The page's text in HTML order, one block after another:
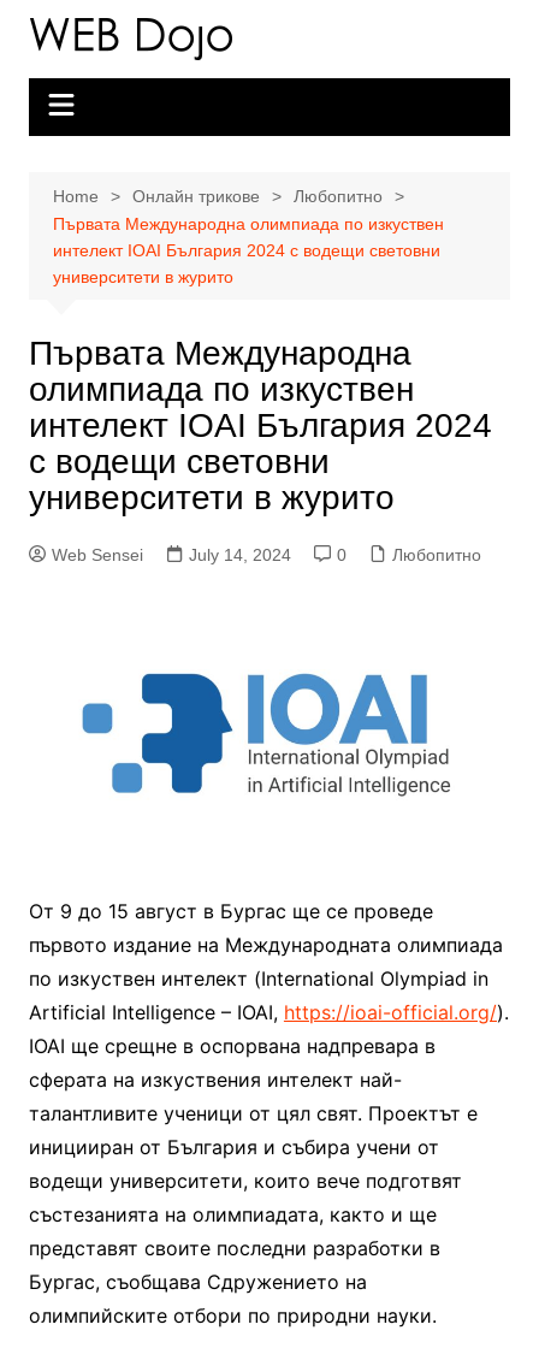
Skip
content
Home Онлайн трикове
Любопитно
Първата Международна олимпиада по изкуствен
интелект IOAI България 2024 с водещи световни
университети в журито
Първата Международна
олимпиада по изкуствен
интелект IOAI България 2024
с водещи световни
университети в журито
Web Sensei July 14, 2024 0 Любопитно
От 9 до 15 август в Бургас ще се проведе
първото издание на Международната олимпиада
по изкуствен интелект (International Olympiad in
Artificial Intelligence – IOAI, https://ioai-official.org/).
IOAI ще срещне в оспорвана надпревара в
сферата на изкуствения интелект най-
талантливите ученици от цял свят. Проектът е
иницииран от България и събира учени от
водещи университети, които вече подготвят
състезанията на олимпиадата, както и ще
представят своите последни разработки в
Бургас, съобщава Сдружението на
олимпийските отбори по природни науки.